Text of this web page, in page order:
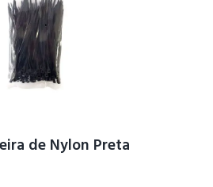
de Nylon Preta